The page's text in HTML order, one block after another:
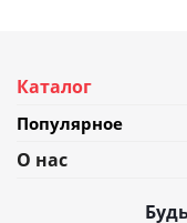
Каталог
Популярное
О нас